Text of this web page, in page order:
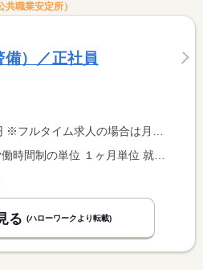
職業安定所）
）／正社員
額（換算額）、パート求人の場合は時間額を表示しています。
る (ハローワークより転載)